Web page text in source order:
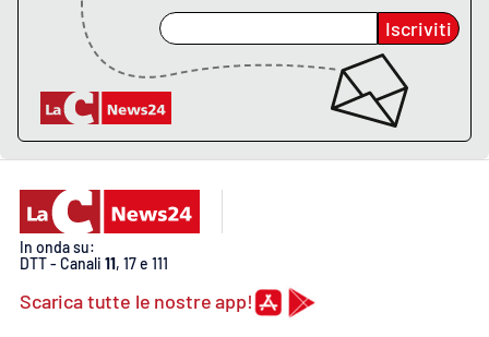
Iscriviti
In onda su:
DTT - Canali 11, 17 e 111
Scarica tutte le nostre app!